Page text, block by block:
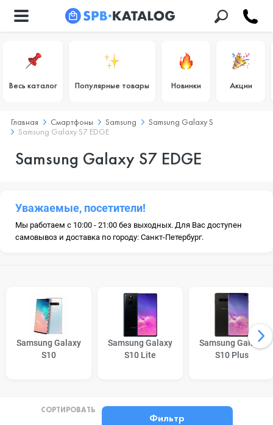
Весь каталог Популярные товары Новинки Акции
Главная Смартфоны Samsung
Samsung Galaxy S
Samsung Galaxy S7 EDGE
Samsung Galaxy S7 EDGE
Уважаемые, посетители!
Мы работаем с 10:00 - 21:00 без выходных. Для Вас доступен
самовывоз и доставка по городу: Санкт-Петербург.
Samsung Galaxy
S10
Samsung Galaxy
S10 Lite
Samsung Galaxy
S10 Plus
СОРТИРОВАТЬ
Фильтр